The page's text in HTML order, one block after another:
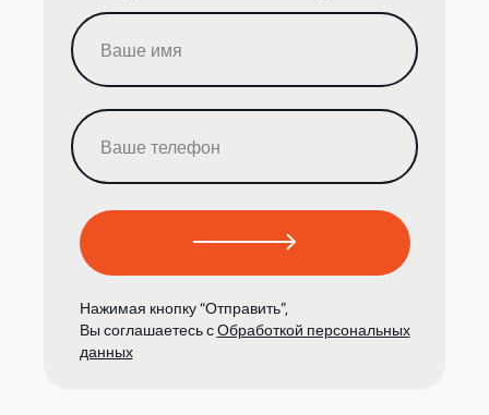
Нажимая кнопку “Отправить”,
Вы соглашаетесь сОбработкой персональных
данных